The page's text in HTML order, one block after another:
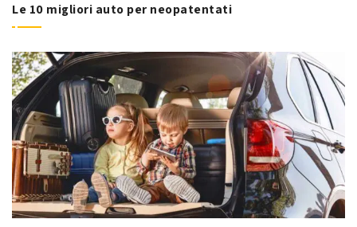
Le 10 migliori auto per neopatentati